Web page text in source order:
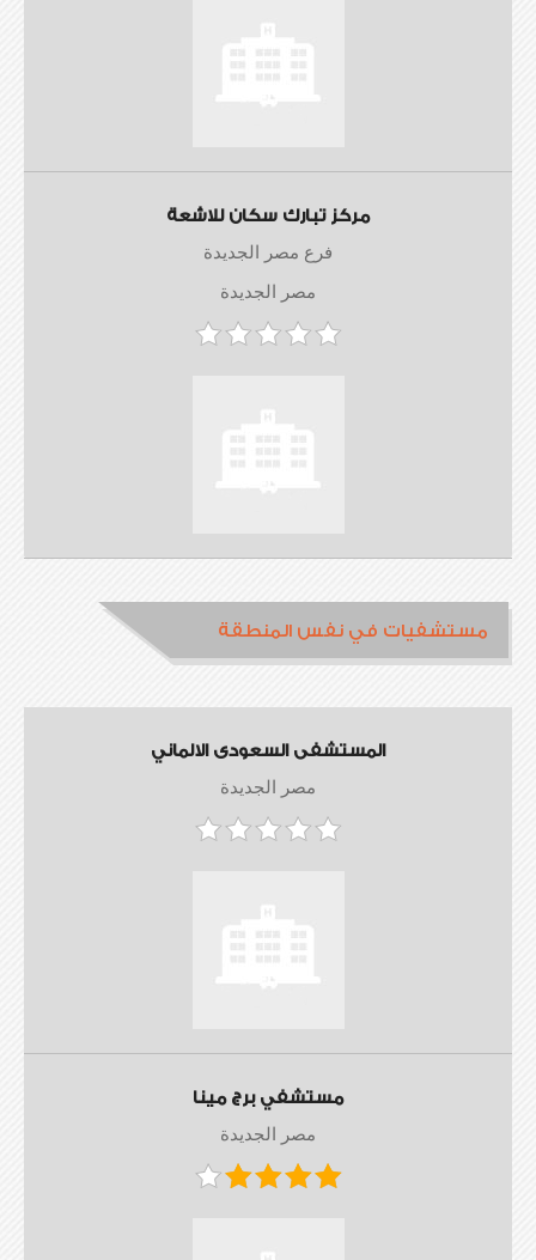
مركز تبارك سكان للاشعة
فرع مصر الجديدة
مصر الجديدة
مستشفيات في نفس المنطقة
المستشفى السعودى الالماني
مصر الجديدة
مستشفي برج مينا
مصر الجديدة